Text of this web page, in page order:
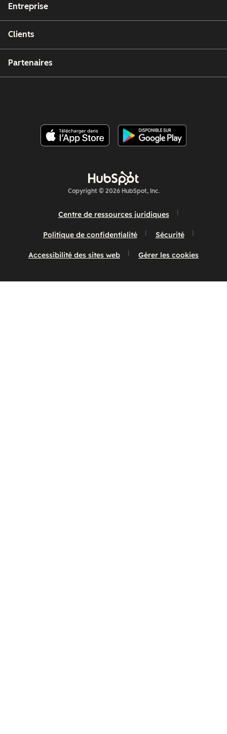
Entreprise
Clients
Partenaires
Copyright © 2026 HubSpot, Inc.
Centre de ressources juridiques
Politique de confidentialité Sécurité
Accessibilité des sites web Gérer les cookies